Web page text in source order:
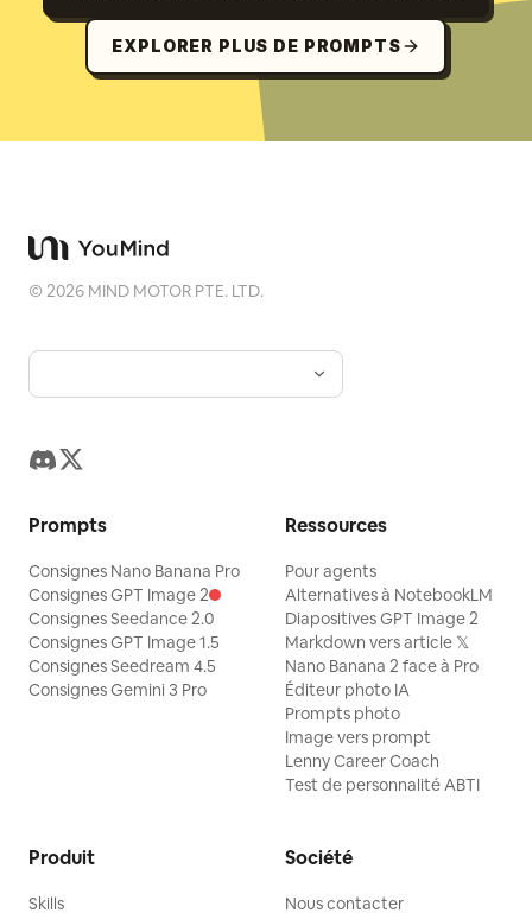
EXPLORER PLUS DE PROMPTS
©2026 MIND MOTOR PTE. LTD.
Prompts
Consignes Nano Banana Pro
Consignes GPT Image 2
Consignes Seedance 2.0
Consignes GPT Image 1.5
Consignes Seedream 4.5
Consignes Gemini 3 Pro
Ressources
Pour agents
Alternatives à NotebookLM
Diapositives GPT Image 2
Markdown vers article 𝕏
Nano Banana 2 face à Pro
Éditeur photo IA
Prompts photo
Image vers prompt
Lenny Career Coach
Test de personnalité ABTI
Produit
Skills
Société
Nous contacter